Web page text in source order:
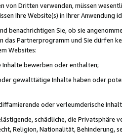
von Dritten verwenden, müssen
Ihre Website(s) in Ihrer Anwendung
benachrichtigen Sie, ob sie
das Partnerprogramm und Sie dürfen
Websites:
bewerben oder enthalten;
gewalttätige Inhalte haben oder
oder verleumderische
schädliche, die Privatsphäre
Religion, Nationalität, Behinderung,